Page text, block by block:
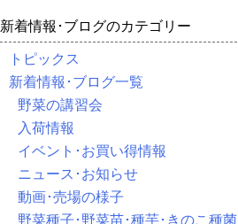
新着情報･ブログのカテゴリー
トピックス
新着情報･ブログ一覧
野菜の講習会
入荷情報
イベント･お買い得情報
ニュース･お知らせ
動画･売場の様子
野菜種子･野菜苗･種芋･きのこ種菌